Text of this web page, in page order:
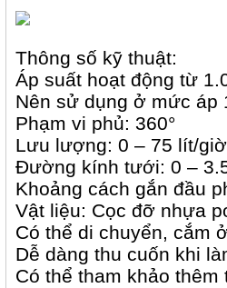
Thông số kỹ thuật:
Áp suất hoạt động từ
Nên sử dụng ở mức áp
Phạm vi phủ: 360°
Lưu lượng: 0 – 75 lít/giờ
Đường kính tưới: 0 –
Khoảng cách gắn đầu
Vật liệu: Cọc đỡ nhựa
Có thể di chuyển, cắm
Dễ dàng thu cuốn khi
Có thể tham khảo thêm